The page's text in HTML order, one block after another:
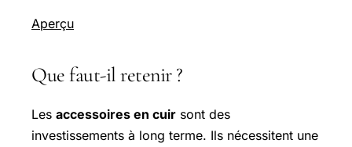
Aperçu
Que faut-il retenir ?
Les accessoires en cuir sont des
investissements à long terme. Ils nécessitent une